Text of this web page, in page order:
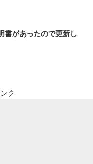
書があったので更新し
ク